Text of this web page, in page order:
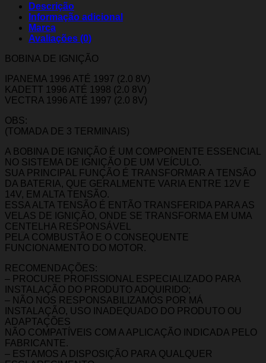
Descrição
Informação adicional
Marca
Avaliações (0)
BOBINA DE IGNIÇÃO
IPANEMA 1996 ATÉ 1997 (2.0 8V)
KADETT 1996 ATÉ 1998 (2.0 8V)
VECTRA 1996 ATÉ 1997 (2.0 8V)
OBS:
(TOMADA DE 3 TERMINAIS)
A BOBINA DE IGNIÇÃO É UM COMPONENTE ESSENCIAL
NO SISTEMA DE IGNIÇÃO DE UM VEÍCULO.
SUA PRINCIPAL FUNÇÃO É TRANSFORMAR A TENSÃO
DA BATERIA, QUE GERALMENTE VARIA ENTRE 12V E
14V, EM ALTA TENSÃO.
ESSA ALTA TENSÃO É ENTÃO TRANSFERIDA PARA AS
VELAS DE IGNIÇÃO, ONDE SE TRANSFORMA EM UMA
CENTELHA RESPONSÁVEL
PELA COMBUSTÃO E O CONSEQUENTE
FUNCIONAMENTO DO MOTOR.
RECOMENDAÇÕES:
– PROCURE PROFISSIONAL ESPECIALIZADO PARA
INSTALAÇÃO DO PRODUTO ADQUIRIDO;
– NÃO NOS RESPONSABILIZAMOS POR MÁ
INSTALAÇÃO, USO INADEQUADO DO PRODUTO OU
ADAPTAÇÕES
NÃO COMPATÍVEIS COM A APLICAÇÃO INDICADA PELO
FABRICANTE.
– ESTAMOS A DISPOSIÇÃO PARA QUALQUER